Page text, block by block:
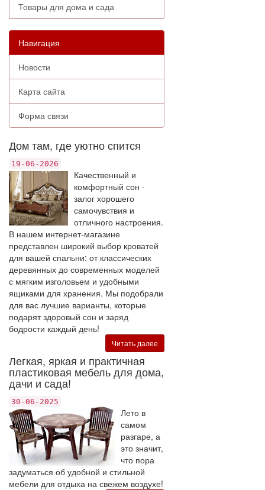
Товары для дома и сада
Навигация
Новости
Карта сайта
Форма связи
Дом там, где уютно спится
19-06-2026
Качественный и
комфортный сон -
залог хорошего
самочувствия и
отличного настроения.
В нашем интернет-магазине
представлен широкий выбор кроватей
для вашей спальни: от классических
деревянных до современных моделей
с мягким изголовьем и удобными
ящиками для хранения. Мы подобрали
для вас лучшие варианты, которые
подарят здоровый сон и заряд
бодрости каждый день!
Читать далее
Легкая, яркая и практичная
пластиковая мебель для дома,
дачи и сада!
30-06-2025
Лето в
самом
разгаре, а
это значит,
что пора
задуматься об удобной и стильной
мебели для отдыха на свежем воздухе!